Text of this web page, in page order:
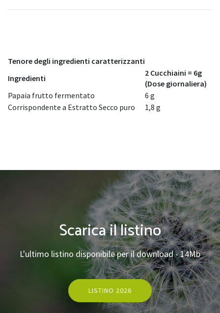
Tenore degli ingredienti caratterizzanti
Ingredienti
2 Cucchiaini = 6g
(Dose giornaliera)
Papaia frutto fermentato
6 g
Corrispondente a Estratto Secco puro
1,8 g
Scarica il listino
L'ultimo listino disponibile per il download - 14Mb
LISTINO 2026